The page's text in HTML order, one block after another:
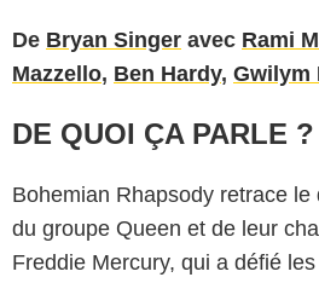
De Bryan Singer avec Rami
Mazzello, Ben Hardy, Gwilym
DE QUOI ÇA PARLE ?
Bohemian Rhapsody retrace
du groupe Queen et de leur
Freddie Mercury, qui a défié